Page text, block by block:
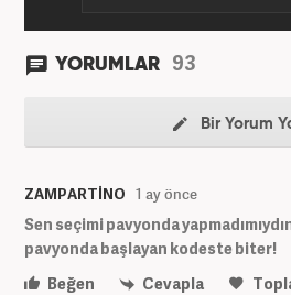
YORUMLAR 93
Bir Yorum
ZAMPARTİNO 1 ay önce
Sen seçimi pavyonda
pavyonda başlayan kodeste biter!
Beğen
Cevapla